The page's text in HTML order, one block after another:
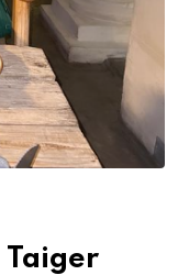
Taiger